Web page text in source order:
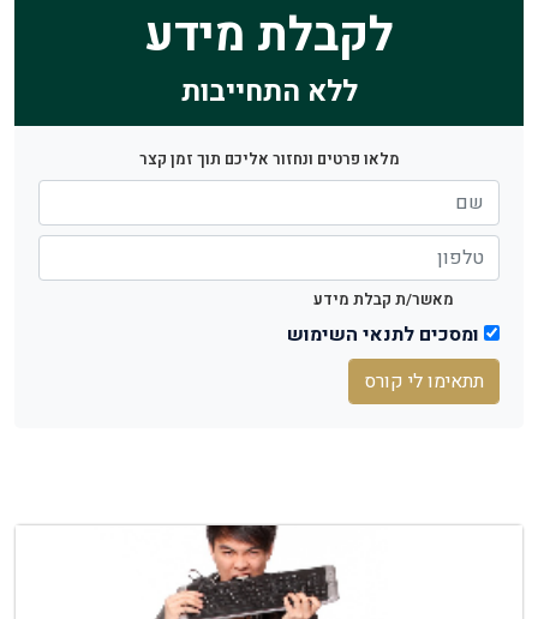
לקבלת מידע
ללא התחייבות
מלאו פרטים ונחזור אליכם תוך זמן קצר
מאשר/ת קבלת מידע
ומסכים לתנאי השימוש
תתאימו לי קורס